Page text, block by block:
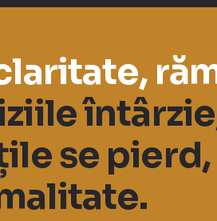
se pierd,